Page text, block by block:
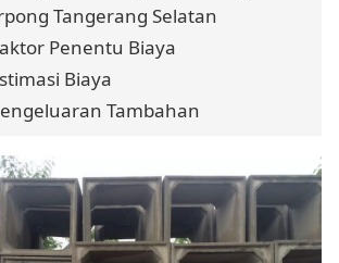
Tangerang Selatan
Penentu Biaya
Biaya
Tambahan